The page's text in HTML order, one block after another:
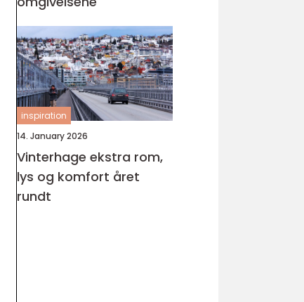
inspiration
14. January 2026
Vinterhage ekstra rom,
lys og komfort året
rundt